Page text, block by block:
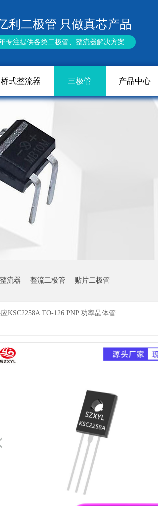
利二极管 只做真芯产品
专注提供各类二极管、整流器解决方案
桥式整流器 三极管 产品中心
流器 整流二极管 贴片二极管
KSC2258A TO-126 PNP 功率晶体管